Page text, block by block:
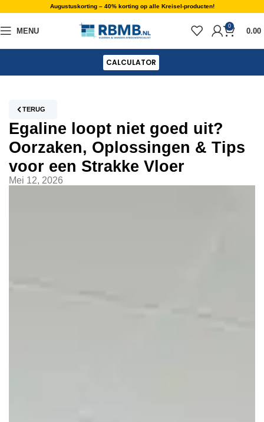
Augustuskorting – 40% korting op alle Kreisel-producten!
MENU
0
0.00
CALCULATOR
TERUG
Egaline loopt niet goed uit?
Oorzaken, Oplossingen & Tips
voor een Strakke Vloer
Mei 12, 2026